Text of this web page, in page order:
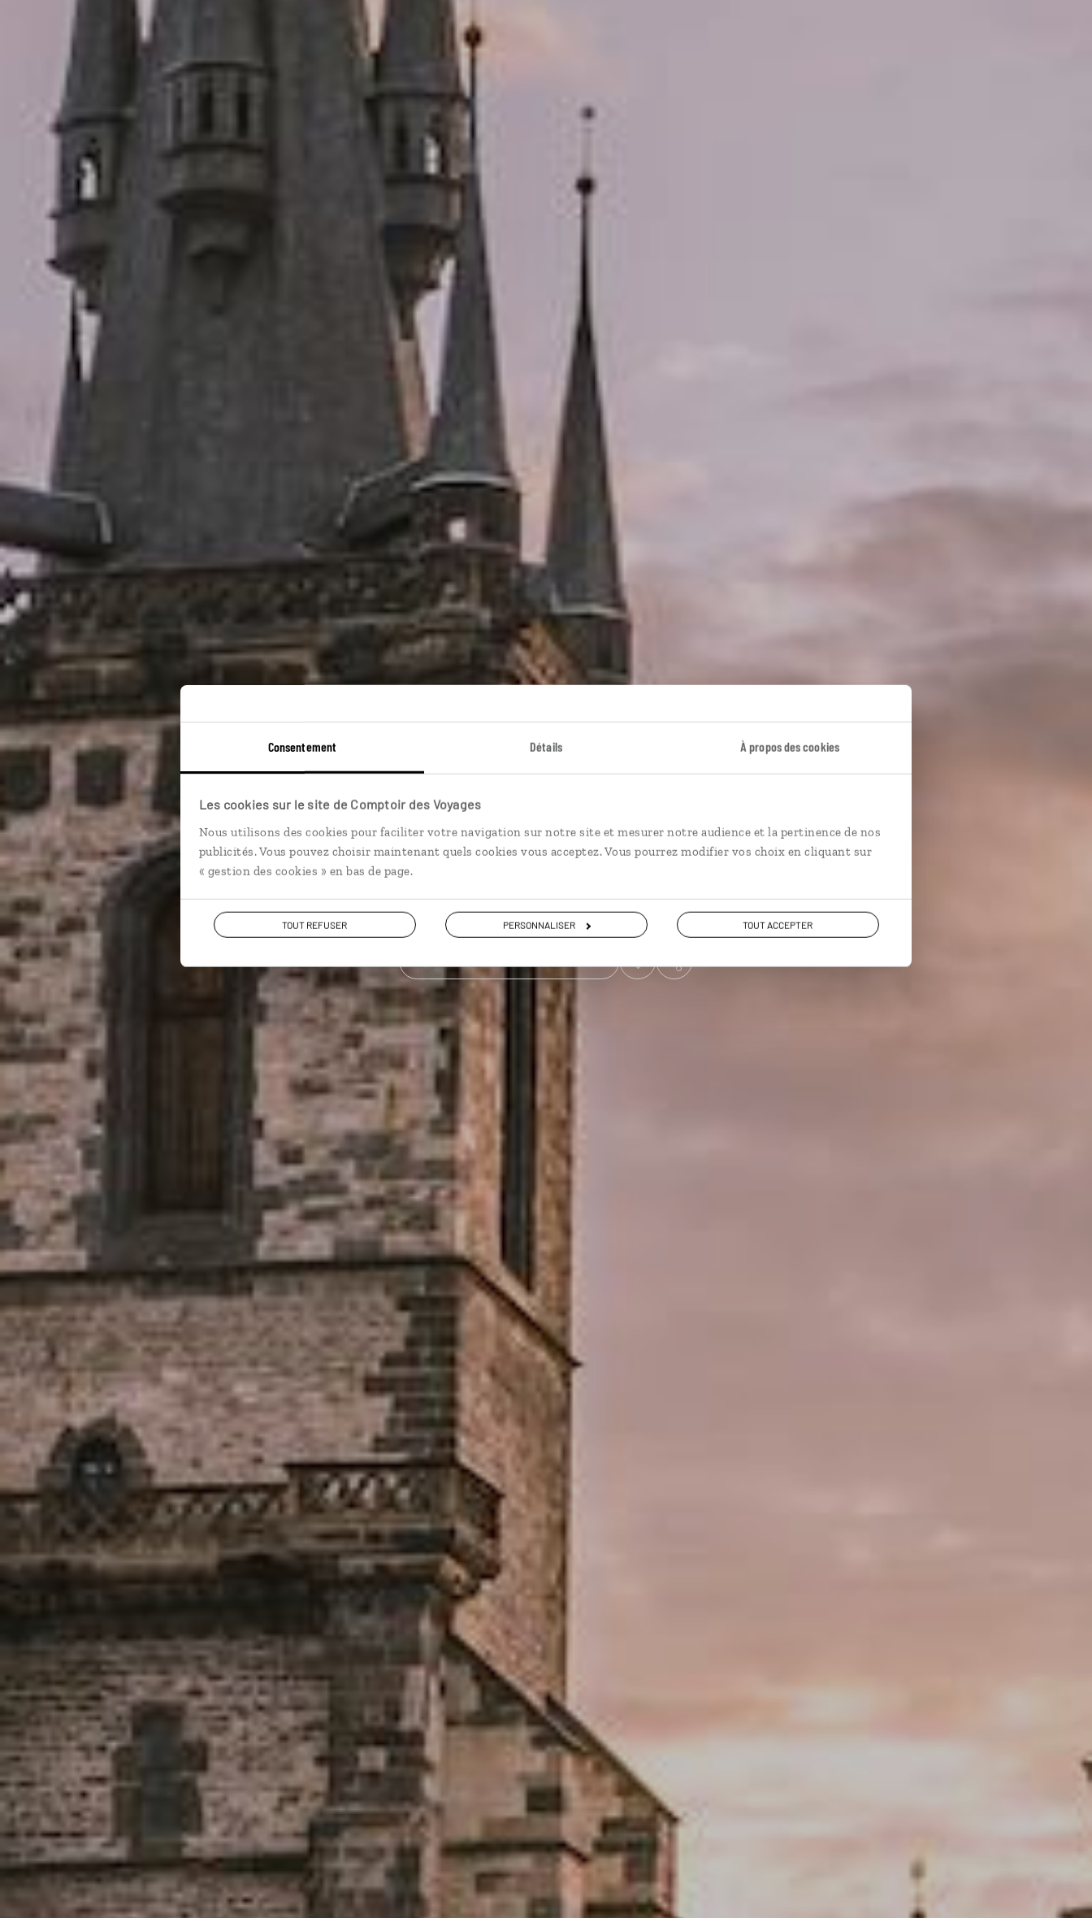
Consentement Détails À propos des cookies
Les cookies sur le site de Comptoir des Voyages
Nous utilisons des cookies pour faciliter votre navigation sur notre site et mesurer notre audience et la pertinence de nos
publicités. Vous pouvez choisir maintenant quels cookies vous acceptez. Vous pourrez modifier vos choix en cliquant sur
« gestion des cookies » en bas de page.
TOUT REFUSER PERSONNALISER TOUT ACCEPTER
Contes de Prague
Court séjour à la découverte de Prague, capitale tchèque.
City break
Voir les 56 avis sur les voyages en République Tchèque